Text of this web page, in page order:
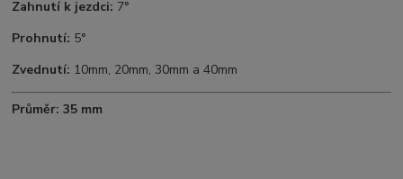
Zahnutí k jezdci: 7°
Prohnutí: 5°
Zvednutí: 10mm, 20mm, 30mm a 40mm
Průměr: 35 mm